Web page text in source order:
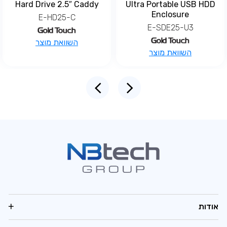
Ultra Portable USB HDD
Enclosure
E-SDE25-U3
השוואת מוצר
Hard Drive 2.5″ Caddy
E-HD25-C
השוואת מוצר
אודות